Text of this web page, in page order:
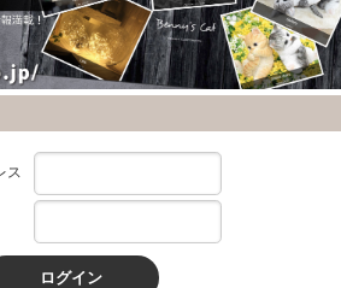
ス
ログイン